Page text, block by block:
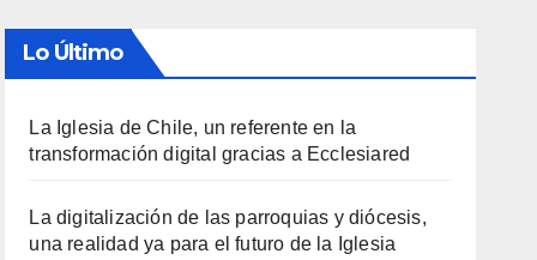
Lo Último
La Iglesia de Chile, un referente en la
transformación digital gracias a Ecclesiared
La digitalización de las parroquias y diócesis,
una realidad ya para el futuro de la Iglesia